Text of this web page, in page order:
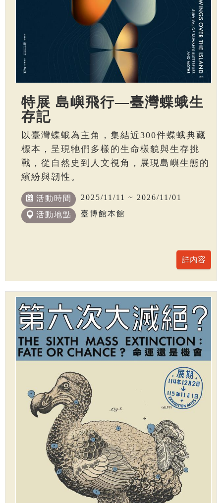
特展 島嶼飛行—臺灣蝶蛾生
存記
以臺灣蝶蛾為主角，集結近300件蝶蛾典藏
標本，呈現牠們多樣的生命樣貌與生存挑
戰，從自然史到人文視角，展現島嶼生態的
繽紛與韌性。
活動時間 2025/11/11 ~ 2026/11/01
活動地點 臺博館本館